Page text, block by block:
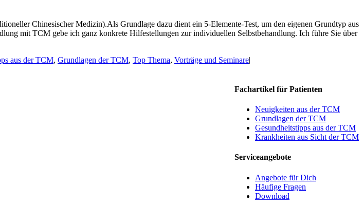
Chinesischer Medizin).Als Grundlage dazu dient ein 5-Elemente-Test, um den eigenen Grundtyp aus
mit TCM gebe ich ganz konkrete Hilfestellungen zur individuellen Selbstbehandlung. Ich führe Sie über
aus der TCM, Grundlagen der TCM, Top Thema, Vorträge und Seminare|
Fachartikel für Patienten
Neuigkeiten aus der TCM
Grundlagen der TCM
Gesundheitstipps aus der TCM
Krankheiten aus Sicht der TCM
Serviceangebote
Angebote für Dich
Häufige Fragen
Download